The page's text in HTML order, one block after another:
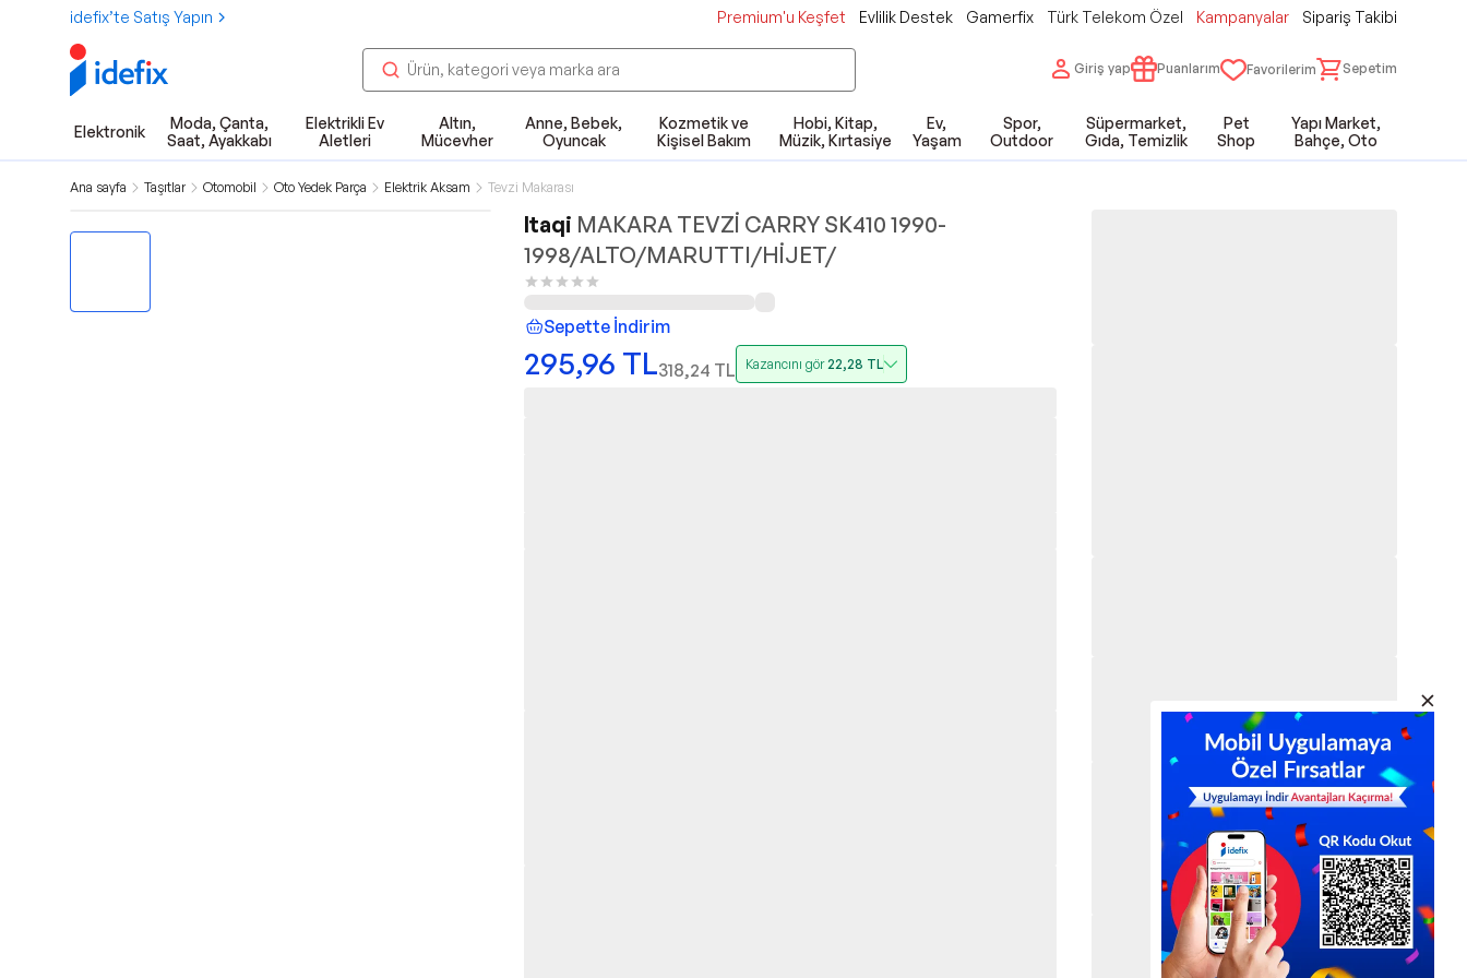
idefix’te Satış Yapın Premium'u Keşfet Evlilik Destek Gamerfix Türk Telekom Özel Kampanyalar Sipariş Takibi
Giriş yap Puanlarım Favorilerim Sepetim
Elektronik
Moda, Çanta,
Saat, Ayakkabı
Elektrikli Ev
Aletleri
Altın,
Mücevher
Anne, Bebek,
Oyuncak
Kozmetik ve
Kişisel Bakım
Hobi, Kitap,
Müzik, Kırtasiye
Ev,
Yaşam
Spor,
Outdoor
Süpermarket,
Gıda, Temizlik
Pet
Shop
Yapı Market,
Bahçe, Oto
Ana sayfa Taşıtlar Otomobil Oto Yedek Parça Elektrik Aksam Tevzi Makarası
Itaqi MAKARA TEVZİ CARRY SK410 1990-
1998/ALTO/MARUTTI/HİJET/
Sepette İndirim
295,96 TL318,24 TL Kazancını gör22,28 TL